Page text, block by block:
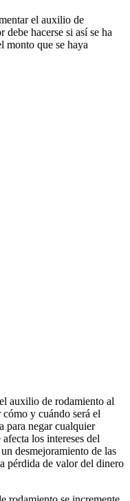
el auxilio de
debe hacerse si así se ha
monto que se haya
auxilio de rodamiento al
y cuándo será el
para negar cualquier
los intereses del
desmejoramiento de las
pérdida de valor del dinero